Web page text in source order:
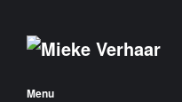
Menu